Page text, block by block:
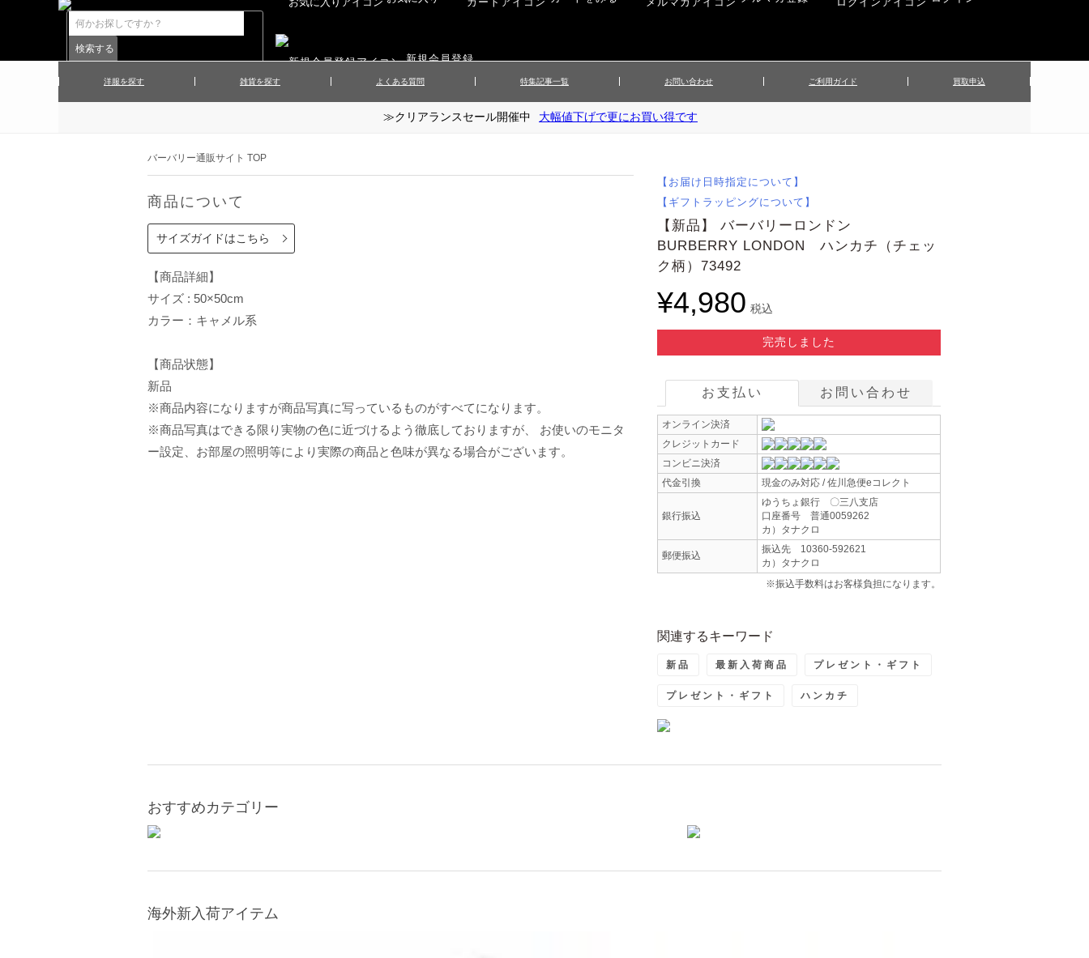
新規会員登録
洋服を探す
▲メンズニット
▲レディースワンピース ▲レディーススカート ▲レディースボトムス
雑貨を探す
▲財布・キーケース
▲アクセサリー
▲マフラー／ストール ▲傘／日傘
▲その他
よくある質問 特集記事一覧 お問い合わせ ご利用ガイド 買取申込
≫クリアランスセール開催中 大幅値下げで更にお買い得です
バーバリー通販サイト TOP
商品について
サイズガイドはこちら
【商品詳細】
サイズ : 50×50cm
カラー：キャメル系
【商品状態】
新品
※商品内容になりますが商品写真に写っているものがすべてになります。
※商品写真はできる限り実物の色に近づけるよう徹底しておりますが、 お使いのモニタ
ー設定、お部屋の照明等により実際の商品と色味が異なる場合がございます。
【お届け日時指定について】
【ギフトラッピングについて】
【新品】 バーバリーロンドン
BURBERRY LONDON ハンカチ（チェッ
ク柄）73492
¥4,980 税込
完売しました
お支払い お問い合わせ
オンライン決済
クレジットカード
コンビニ決済
代金引換
現金のみ対応 / 佐川急便eコレクト
銀行振込
ゆうちょ銀行 〇三八支店
口座番号 普通0059262
カ）タナクロ
郵便振込
振込先 10360-592621
カ）タナクロ
※振込手数料はお客様負担になります。
関連するキーワード
新品 最新入荷商品 プレゼント・ギフト
プレゼント・ギフト ハンカチ
おすすめカテゴリー
海外新入荷アイテム